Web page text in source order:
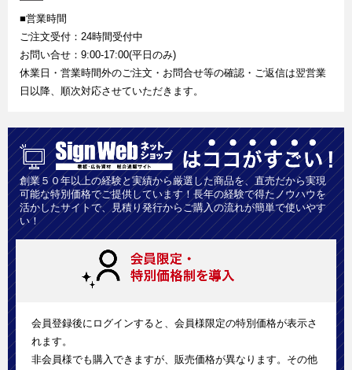
■営業時間
ご注文受付：24時間受付中
お問い合せ：9:00-17:00(平日のみ)
休業日・営業時間外のご注文・お問合せ等の確認・ご返信は翌営業
日以降、順次対応させていただきます。
創業５０年以上の経験と実績から厳選した商品を、直売だから実現
可能な特別価格でご提供しています！長年の経験で得たノウハウを
活かしたサイトで、見積り発行からご購入の流れが簡単で使いやす
い！
会員登録後にログインすると、会員様限定の特別価格が表示さ
れます。
非会員様でも購入できますが、販売価格が異なります。その他